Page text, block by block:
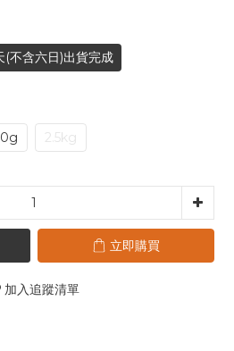
不含六日)出貨完成
2.5kg
立即購買
加入追蹤清單